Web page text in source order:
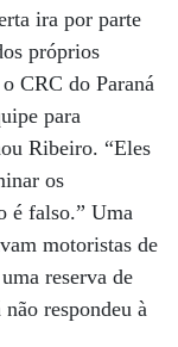
ira por parte
próprios
CRC do Paraná
para
Ribeiro. “Eles
os
é falso.” Uma
motoristas de
reserva de
respondeu à